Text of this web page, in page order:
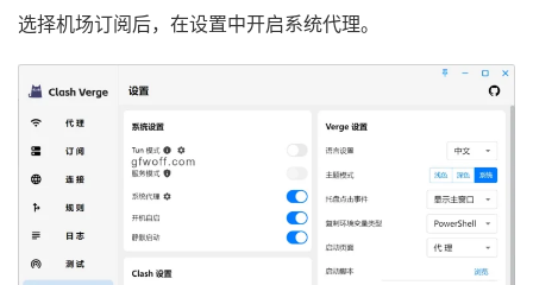
选择机场订阅后，在设置中开启系统代理。